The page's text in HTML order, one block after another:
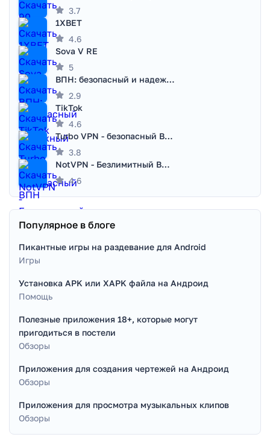
3.7
1XBET
4.6
Sova V RE
5
ВПН: безопасный и надежный VPN
2.9
TikTok
4.6
Turbo VPN - безопасный ВПН
3.8
NotVPN - Безлимитный ВПН | VPN
4.6
Популярное в блоге
Пикантные игры на раздевание для Android
Игры
Установка APK или XAPK файла на Андроид
Помощь
Полезные приложения 18+, которые могут
пригодиться в постели
Обзоры
Приложения для создания чертежей на Андроид
Обзоры
Приложения для просмотра музыкальных клипов
Обзоры